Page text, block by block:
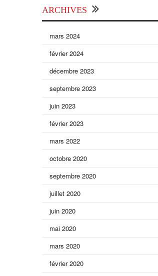
ARCHIVES
mars 2024
février 2024
décembre 2023
septembre 2023
juin 2023
février 2023
mars 2022
octobre 2020
septembre 2020
juillet 2020
juin 2020
mai 2020
mars 2020
février 2020